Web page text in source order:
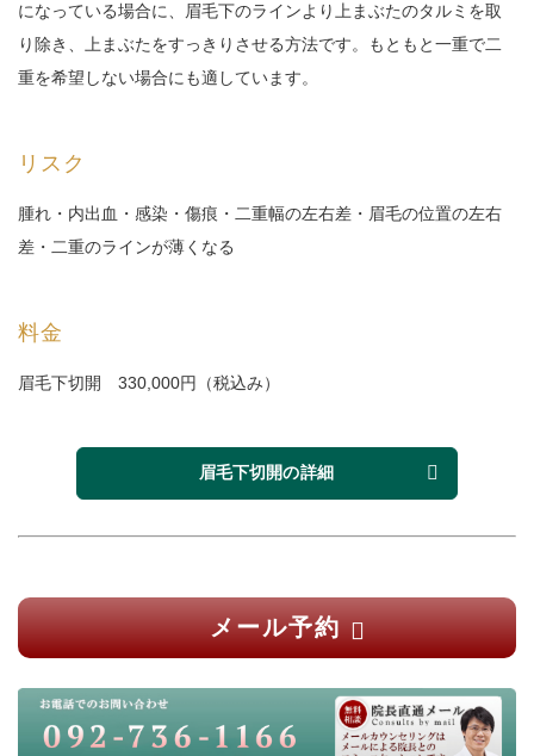
になっている場合に、眉毛下のラインより上まぶたのタルミを取
り除き、上まぶたをすっきりさせる方法です。もともと一重で二
重を希望しない場合にも適しています。
リスク
腫れ・内出血・感染・傷痕・二重幅の左右差・眉毛の位置の左右
差・二重のラインが薄くなる
料金
眉毛下切開 330,000円（税込み）
眉毛下切開の詳細
メール予約